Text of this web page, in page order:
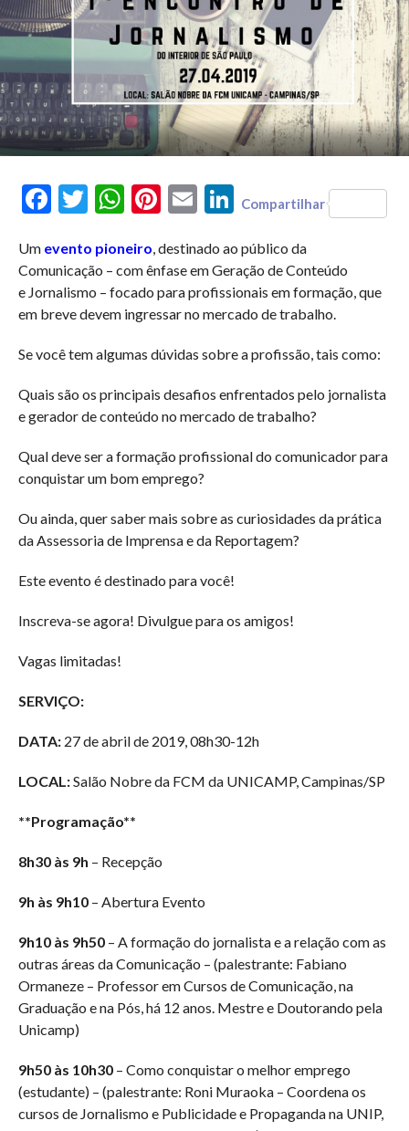
FacebookTwitterWhatsAppPinterest
Email LinkedIn
Compartilhar
Um evento pioneiro, destinado ao público da
Comunicação – com ênfase em Geração de Conteúdo
e Jornalismo – focado para profissionais em formação, que
em breve devem ingressar no mercado de trabalho.
Se você tem algumas dúvidas sobre a profissão, tais como:
Quais são os principais desafios enfrentados pelo jornalista
e gerador de conteúdo no mercado de trabalho?
Qual deve ser a formação profissional do comunicador para
conquistar um bom emprego?
Ou ainda, quer saber mais sobre as curiosidades da prática
da Assessoria de Imprensa e da Reportagem?
Este evento é destinado para você!
Inscreva-se agora! Divulgue para os amigos!
Vagas limitadas!
SERVIÇO:
DATA:27 de abril de 2019, 08h30-12h
LOCAL:Salão Nobre da FCM da UNICAMP, Campinas/SP
**Programação**
8h30 às 9h – Recepção
9h às 9h10– Abertura Evento
9h10 às 9h50– A formação do jornalista e a relação com as
outras áreas da Comunicação – (palestrante: Fabiano
Ormaneze – Professor em Cursos de Comunicação, na
Graduação e na Pós, há 12 anos. Mestre e Doutorando pela
Unicamp)
9h50 às 10h30– Como conquistar o melhor emprego
(estudante) – (palestrante: Roni Muraoka – Coordena os
cursos de Jornalismo e Publicidade e Propaganda na UNIP,